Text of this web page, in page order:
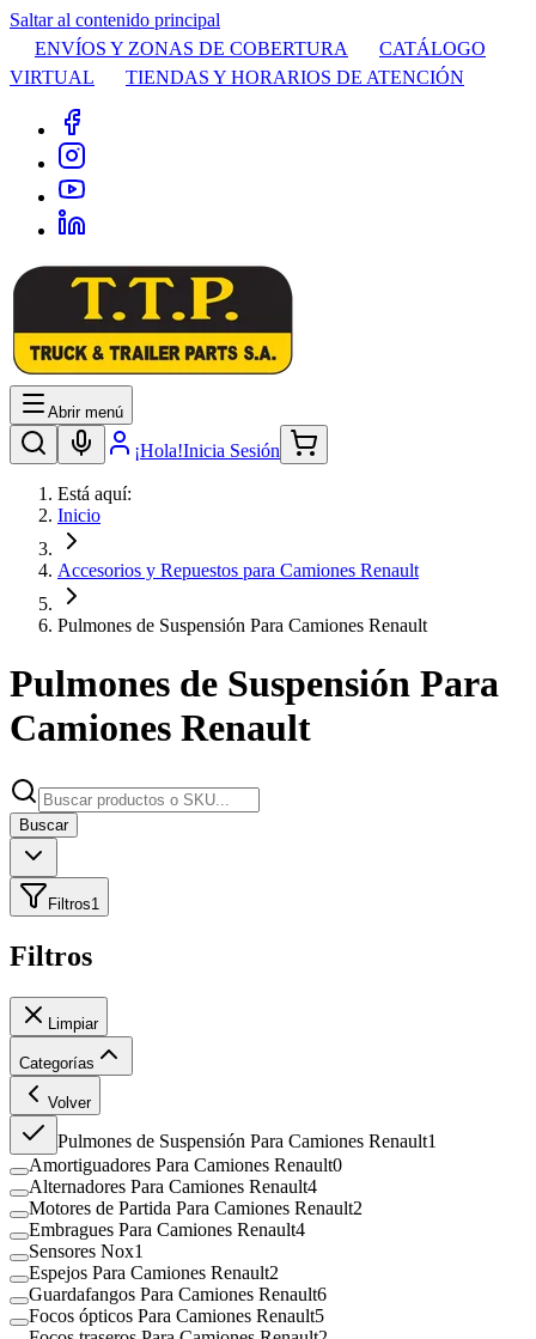
Saltar al contenido principal
ENVÍOS Y ZONAS DE COBERTURA
CATÁLOGO
VIRTUAL
TIENDAS Y HORARIOS DE ATENCIÓN
Abrir menú
¡Hola!Inicia Sesión
Está aquí:
Inicio
Accesorios y Repuestos para Camiones Renault
Pulmones de Suspensión Para Camiones Renault
Pulmones de Suspensión Para
Camiones Renault
Buscar
Filtros1
Filtros
Limpiar
Categorías
Volver
Pulmones de Suspensión Para Camiones Renault1
Amortiguadores Para Camiones Renault0
Alternadores Para Camiones Renault4
Motores de Partida Para Camiones Renault2
Embragues Para Camiones Renault4
Sensores Nox1
Espejos Para Camiones Renault2
Guardafangos Para Camiones Renault6
Focos ópticos Para Camiones Renault5